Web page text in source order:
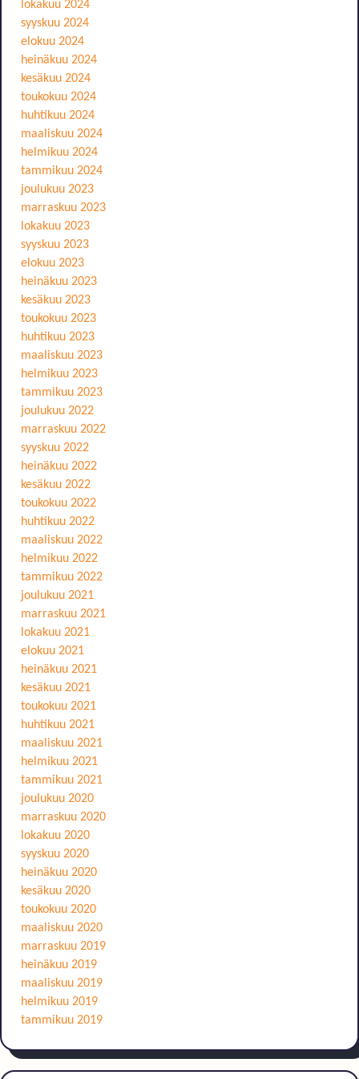
lokakuu 2024
syyskuu 2024
elokuu 2024
heinäkuu 2024
kesäkuu 2024
toukokuu 2024
huhtikuu 2024
maaliskuu 2024
helmikuu 2024
tammikuu 2024
joulukuu 2023
marraskuu 2023
lokakuu 2023
syyskuu 2023
elokuu 2023
heinäkuu 2023
kesäkuu 2023
toukokuu 2023
huhtikuu 2023
maaliskuu 2023
helmikuu 2023
tammikuu 2023
joulukuu 2022
marraskuu 2022
syyskuu 2022
heinäkuu 2022
kesäkuu 2022
toukokuu 2022
huhtikuu 2022
maaliskuu 2022
helmikuu 2022
tammikuu 2022
joulukuu 2021
marraskuu 2021
lokakuu 2021
elokuu 2021
heinäkuu 2021
kesäkuu 2021
toukokuu 2021
huhtikuu 2021
maaliskuu 2021
helmikuu 2021
tammikuu 2021
joulukuu 2020
marraskuu 2020
lokakuu 2020
syyskuu 2020
heinäkuu 2020
kesäkuu 2020
toukokuu 2020
maaliskuu 2020
marraskuu 2019
heinäkuu 2019
maaliskuu 2019
helmikuu 2019
tammikuu 2019